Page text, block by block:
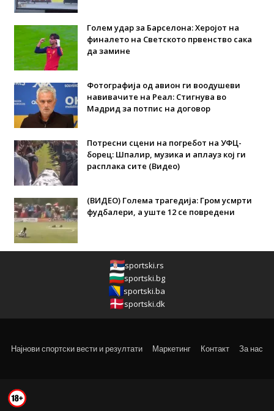
Голем удар за Барселона: Херојот на
финалето на Светското првенство сака
да замине
Фотографија од авион ги воодушеви
навивачите на Реал: Стигнува во
Мадрид за потпис на договор
Потресни сцени на погребот на УФЦ-
борец: Шпалир, музика и аплауз кој ги
расплака сите (Видео)
(ВИДЕО) Голема трагедија: Гром усмрти
фудбалери, а уште 12 се повредени
sportski.rs
sportski.bg
sportski.ba
sportski.dk
Најнови спортски вести и резултати Маркетинг Контакт За нас